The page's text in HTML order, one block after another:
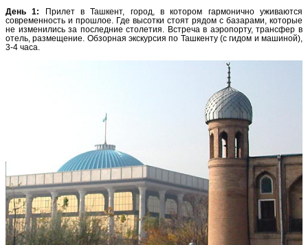
День 1: Прилет в Ташкент, город, в котором гармонично уживаются
современность и прошлое. Где высотки стоят рядом с базарами, которые
не изменились за последние столетия. Встреча в аэропорту, трансфер в
отель, размещение. Обзорная экскурсия по Ташкенту (с гидом и машиной),
3-4 часа.